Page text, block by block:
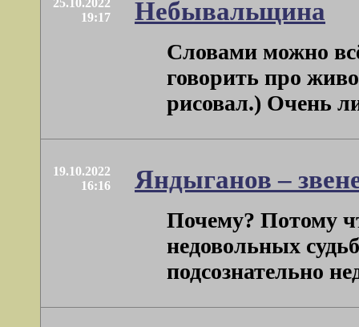
25.10.2022
19:17
Небывальщина
Словами можно
говорить про
рисовал.) Очень
19.10.2022
16:16
Яндыганов –
Почему? Потому
недовольных
подсознательно